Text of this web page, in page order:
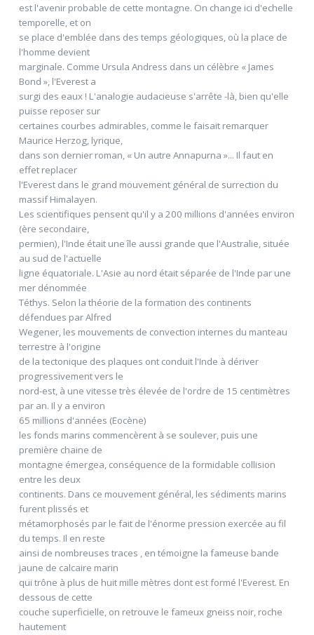
est l'avenir probable de cette montagne. On change ici d'echelle
temporelle, et on
se place d'emblée dans des temps géologiques, où la place de
l'homme devient
marginale. Comme Ursula Andress dans un célèbre « James
Bond », l'Everest a
surgi des eaux ! L'analogie audacieuse s'arrête -là, bien qu'elle
puisse reposer sur
certaines courbes admirables, comme le faisait remarquer
Maurice Herzog, lyrique,
dans son dernier roman, « Un autre Annapurna »... Il faut en
effet replacer
l'Everest dans le grand mouvement général de surrection du
massif Himalayen.
Les scientifiques pensent qu'il y a 200 millions d'années environ
(ère secondaire,
permien), l'Inde était une île aussi grande que l'Australie, située
au sud de l'actuelle
ligne équatoriale. L'Asie au nord était séparée de l'Inde par une
mer dénommée
Téthys. Selon la théorie de la formation des continents
défendues par Alfred
Wegener, les mouvements de convection internes du manteau
terrestre à l'origine
de la tectonique des plaques ont conduit l'Inde à dériver
progressivement vers le
nord-est, à une vitesse très élevée de l'ordre de 15 centimètres
par an. Il y a environ
65 millions d'années (Eocène)
les fonds marins commencèrent à se soulever, puis une
première chaine de
montagne émergea, conséquence de la formidable collision
entre les deux
continents. Dans ce mouvement général, les sédiments marins
furent plissés et
métamorphosés par le fait de l'énorme pression exercée au fil
du temps. Il en reste
ainsi de nombreuses traces , en témoigne la fameuse bande
jaune de calcaire marin
qui trône à plus de huit mille mètres dont est formé l'Everest. En
dessous de cette
couche superficielle, on retrouve le fameux gneiss noir, roche
hautement